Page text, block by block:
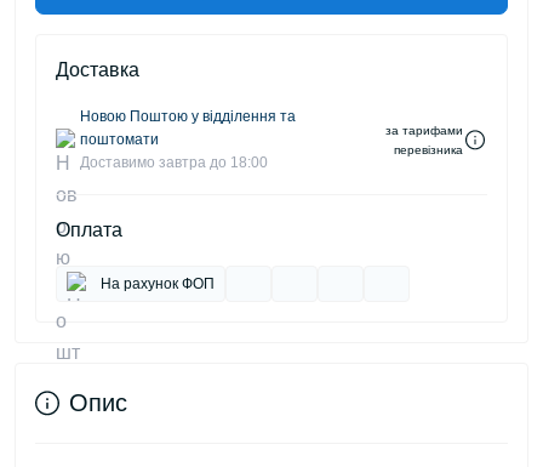
Доставка
Новою Поштою у відділення та
поштомати
Доставимо завтра до 18:00
за тарифами
перевізника
Оплата
На рахунок ФОП
Опис